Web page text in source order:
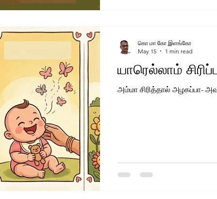
யாரெல்லாம்
அம்மா சிரித்தால் அழகப்பா-
கொ மா கோ இளங்கோ
May 15
1 min read